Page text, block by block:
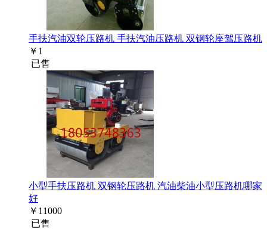
手扶汽油双轮压路机 手扶汽油压路机 双钢轮座驾压路机
￥ 1
已售
小型手扶压路机 双钢轮压路机 汽油柴油小型压路机哪家
好
￥ 11000
已售